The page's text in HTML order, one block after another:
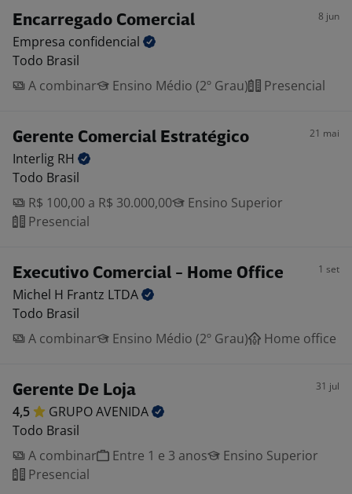
Encarregado Comercial 8 jun
Empresa confidencial
Todo Brasil
A combinar
Ensino Médio (2º Grau) Presencial
Gerente Comercial Estratégico 21 mai
Interlig RH
Todo Brasil
R$ 100,00 a R$ 30.000,00
Ensino Superior
Presencial
Executivo Comercial - Home Office 1 set
Michel H Frantz LTDA
Todo Brasil
A combinar
Ensino Médio (2º Grau) Home office
Gerente De Loja 31 jul
4,5 GRUPOAVENIDA
Todo Brasil
A combinar
Entre 1 e 3 anos
Ensino Superior
Presencial